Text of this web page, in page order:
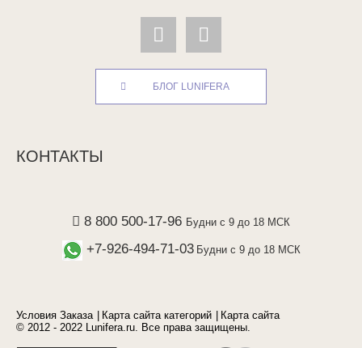
БЛОГ LUNIFERA
КОНТАКТЫ
8 800 500-17-96 Будни с 9 до 18 МСК
+7-926-494-71-03 Будни с 9 до 18 МСК
Условия Заказа Карта сайта категорий
Карта сайта
© 2012 - 2022 Lunifera.ru. Все права защищены.